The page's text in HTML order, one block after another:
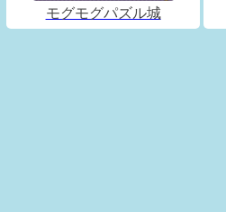
モグモグパズル城